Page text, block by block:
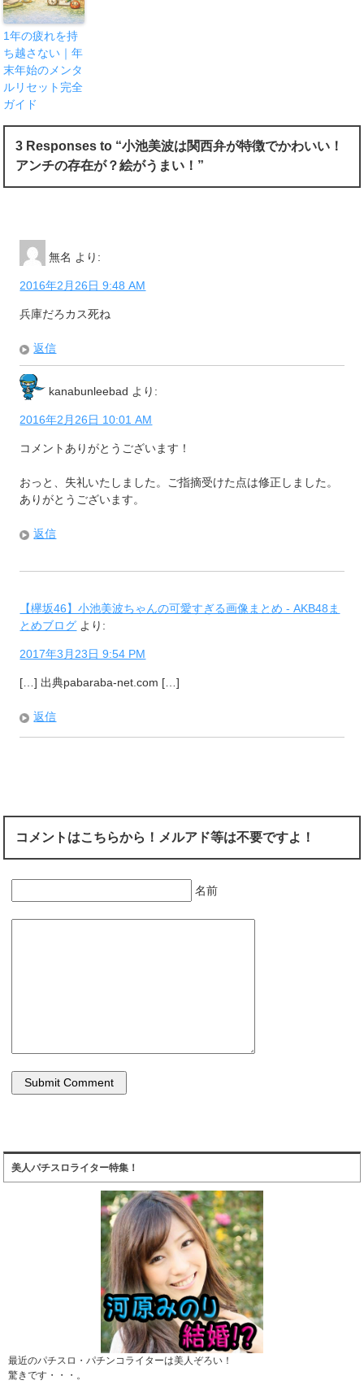
1年の疲れを持
ち越さない｜年
末年始のメンタ
ルリセット完全
ガイド
3 Responses to “小池美波は関西弁が特徴でかわいい！
アンチの存在が？絵がうまい！”
無名 より:
2016年2月26日 9:48 AM
兵庫だろカス死ね
返信
kanabunleebad より:
2016年2月26日 10:01 AM
コメントありがとうございます！
おっと、失礼いたしました。ご指摘受けた点は修正しました。
ありがとうございます。
返信
【欅坂46】小池美波ちゃんの可愛すぎる画像まとめ - AKB48ま
とめブログ より:
2017年3月23日 9:54 PM
[…] 出典pabaraba-net.com […]
返信
コメントはこちらから！メルアド等は不要ですよ！
名前
美人パチスロライター特集！
最近のパチスロ・パチンコライターは美人ぞろい！
驚きです・・・。